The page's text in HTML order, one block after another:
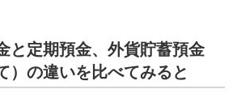
と定期預金、外貨貯蓄預金
）の違いを比べてみると